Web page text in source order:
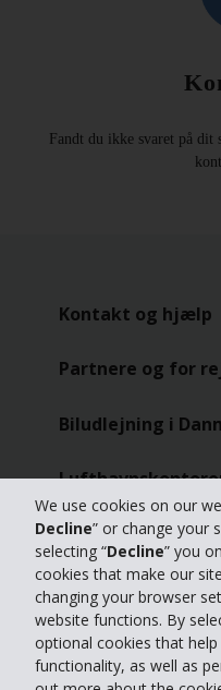
We use cookies on our
Decline” or change your
selecting “Decline” you
cookies that make our
changing your browser
website functions. By
optional cookies that
functionality, as well as
Fandt du ikke svaret på dit
Kontakt og hjælp
Partnere og for
Biludlejning i
Inspiration
© 2026 The Hertz Corporation.